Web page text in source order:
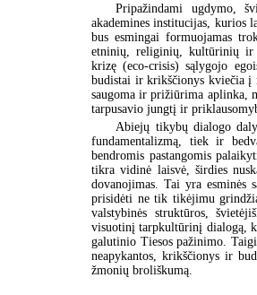
Pripažindami ugdymo,
akademines institucijas, kurios
bus esmingai formuojamas
etninių, religinių, kultūrinių ir
krizę (eco-crisis) sąlygojo
budistai ir krikščionys kviečia į
saugoma ir prižiūrima aplinka,
tarpusavio jungtį ir
Abiejų tikybų dialogo
fundamentalizmą, tiek ir
bendromis pastangomis
tikra vidinė laisvė, širdies
dovanojimas. Tai yra esminės
prisidėti ne tik tikėjimu
valstybinės struktūros,
visuotinį tarpkultūrinį dialogą,
galutinio Tiesos pažinimo.
neapykantos, krikščionys ir
žmonių broliškumą.